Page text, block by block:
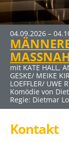
04.09.2026 –
mit KATE HALL,
GESKE/ MEIKE
LOEFFLER/ UWE
Komödie von
Regie: Dietmar
27.11.2026 –
ERBE
mit HUGO EGON
Komödie von
22.01.2027 –
SCHUHE
mit BERNHARD
u. a.
Komödie von
Regie: Ute Willing
19.03.2027 –
DER
mit MICHAELA
Komödie von
Kontakt